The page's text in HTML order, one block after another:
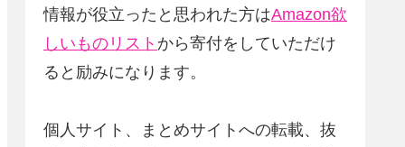
情報が役立ったと思われた方はAmazon欲
しいものリスト から寄付をしていただけ
ると励みになります。
個人サイト、まとめサイトへの転載、抜